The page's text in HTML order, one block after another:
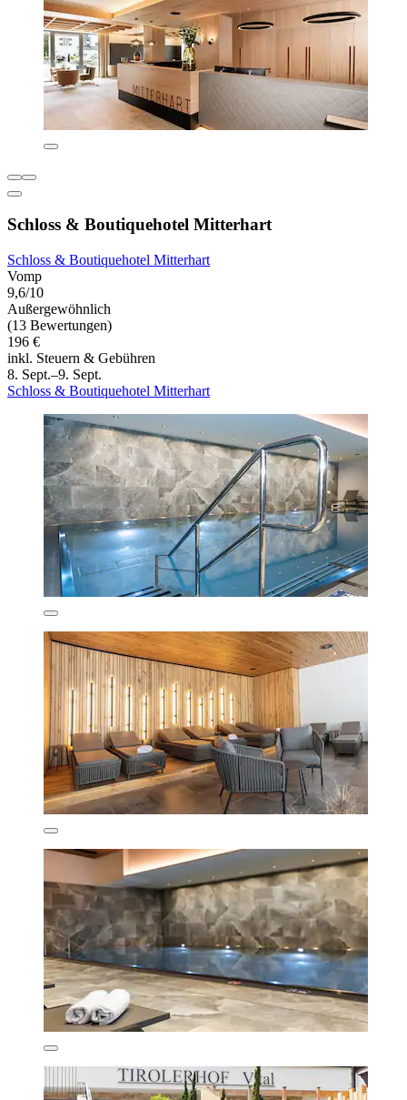
Schloss & Boutiquehotel Mitterhart
Schloss & Boutiquehotel Mitterhart
Vomp
9,6/10
Außergewöhnlich
(13 Bewertungen)
196 €
inkl. Steuern & Gebühren
8. Sept.–9. Sept.
Schloss & Boutiquehotel Mitterhart